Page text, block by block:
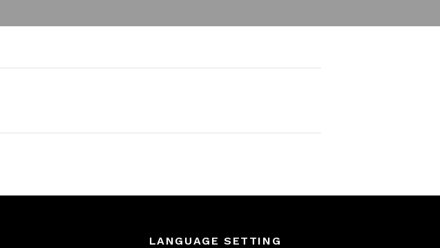
LANGUAGE SETTING